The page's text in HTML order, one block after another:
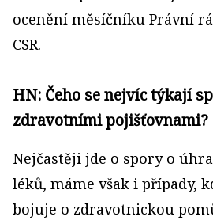
ocenění měsíčníku Právní
CSR.
HN: Čeho se nejvíc týkají
zdravotními pojišťovnami?
Nejčastěji jde o spory o
léků, máme však i případy,
bojuje o zdravotnickou